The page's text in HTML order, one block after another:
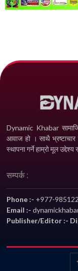
Dynamic Khabar
आवाज हो । साथै
स्थापना गर्ने हाम्रो मूल
सम्पर्क :
Phone :- +977-
Email :-
Publisher/Editor :-